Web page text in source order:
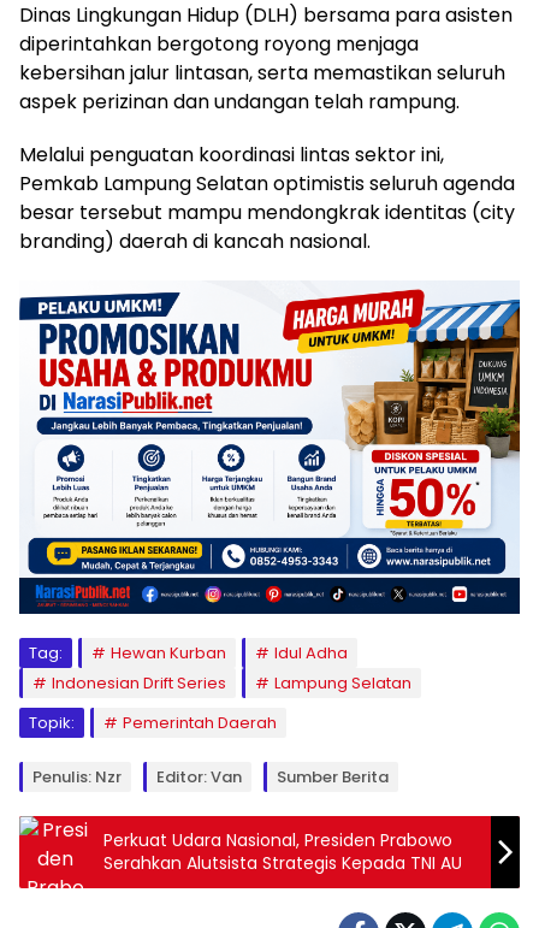
Dinas Lingkungan Hidup (DLH) bersama para asisten
diperintahkan bergotong royong menjaga
kebersihan jalur lintasan, serta memastikan seluruh
aspek perizinan dan undangan telah rampung.
Melalui penguatan koordinasi lintas sektor ini,
Pemkab Lampung Selatan optimistis seluruh agenda
besar tersebut mampu mendongkrak identitas (city
branding) daerah di kancah nasional.
Tag: Hewan Kurban
Idul Adha
Indonesian Drift Series
Lampung Selatan
Topik:
Pemerintah Daerah
Penulis: Nzr Editor: Van Sumber Berita
Perkuat Udara Nasional, Presiden Prabowo
Serahkan Alutsista Strategis Kepada TNI AU